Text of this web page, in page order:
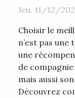
Jeu. 11/12/
Choisir le
n’est pas
une
de
mais aussi
Découvrez